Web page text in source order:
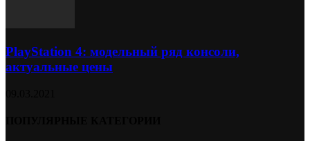
PlayStation 4: модельный ряд консоли,
актуальные цены